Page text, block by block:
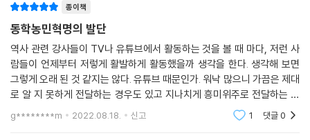
기간이 짧아 뜻을 이루지 못한 것으로 보인다.
--- p.240
종이책
동학농민혁명의 발단
역사 관련 강사들이 TV나 유튜브에서 활동하는 것을 볼 때 마다, 저런 사
람들이 언제부터 저렇게 활발하게 활동했을까 생각을 한다. 생각해 보면
그렇게 오래 된 것 같지는 않다. 유튜브 때문인가. 워낙 많으니 가끔은 제대
로 알 지 못하게 전달하는 경우도 있고 지나치게 흥미위주로 전달하는 경
문이다. 1차
g********m 2022.08.18. 신고 1 댓글0